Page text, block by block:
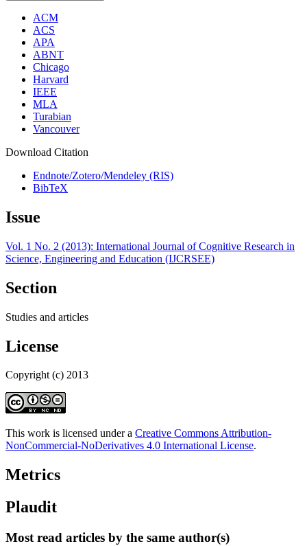
ACM
ACS
APA
ABNT
Chicago
Harvard
IEEE
MLA
Turabian
Vancouver
Download Citation
Endnote/Zotero/Mendeley (RIS)
BibTeX
Issue
Vol. 1 No. 2 (2013): International Journal of Cognitive Research in
Science, Engineering and Education (IJCRSEE)
Section
Studies and articles
License
Copyright (c) 2013
This work is licensed under a Creative Commons Attribution-
NonCommercial-NoDerivatives 4.0 International License.
Metrics
Plaudit
Most read articles by the same author(s)